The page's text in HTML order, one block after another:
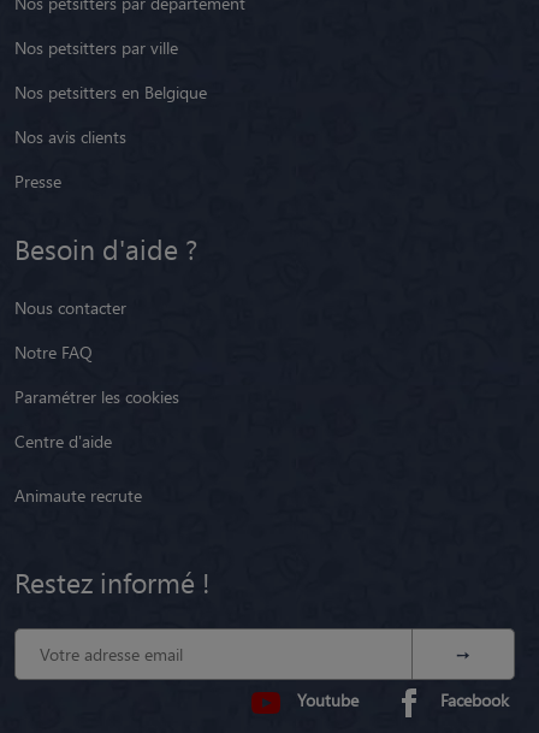
Nos petsitters par ville
Nos petsitters en Belgique
Nos avis clients
Presse
Besoin d'aide ?
Nous contacter
Notre FAQ
Paramétrer les cookies
Centre d'aide
Animaute recrute
Restez informé !
Youtube Facebook